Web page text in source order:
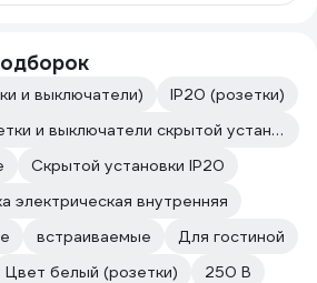
и выключатели)
IP20 (розетки)
Керамические розетки и выключатели скрытой установки
Скрытой установки IP20
электрическая внутренняя
встраиваемые
Для гостиной
Цвет белый (розетки)
250 В